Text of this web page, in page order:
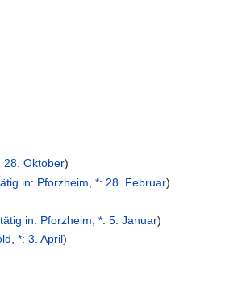
28. Oktober)
in: Pforzheim ,*: 28. Februar)
,tätig in: Pforzheim ,*:5. Januar)
,*:3. April)